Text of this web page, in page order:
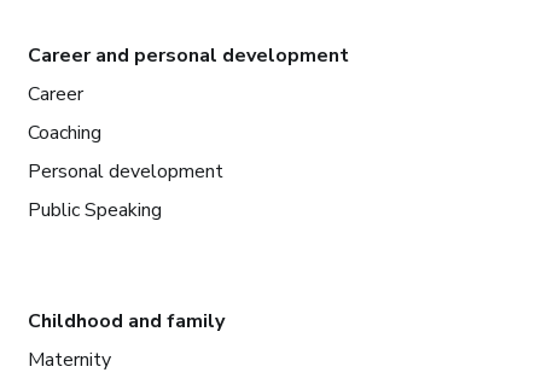
Career and personal development
Career
Coaching
Personal development
Public Speaking
Childhood and family
Maternity